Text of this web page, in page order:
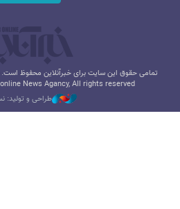
تمامی حقوق این سایت برای خبرآنلاین محفوظ است.
News Agancy, All rights reserved
طراحی و تولید: